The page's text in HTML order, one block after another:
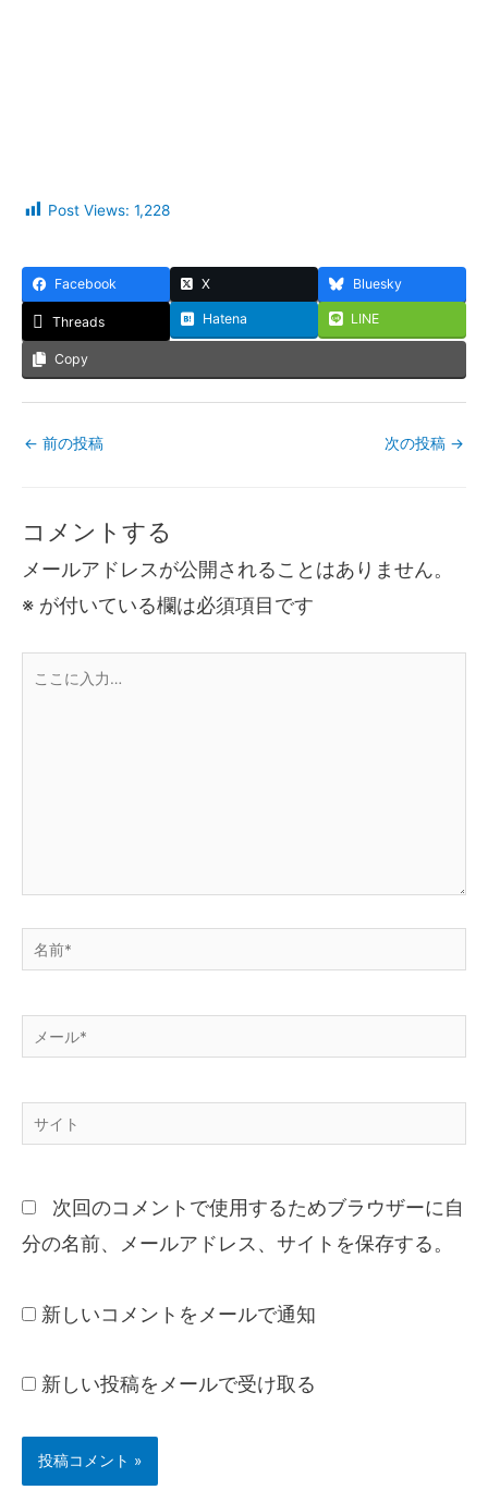
Post Views: 1,228
Facebook X Bluesky
Threads Hatena LINE
Copy
← 前の投稿 次の投稿 →
コメントする
メールアドレスが公開されることはありません。
※ が付いている欄は必須項目です
次回のコメントで使用するためブラウザーに自
分の名前、メールアドレス、サイトを保存する。
新しいコメントをメールで通知
新しい投稿をメールで受け取る